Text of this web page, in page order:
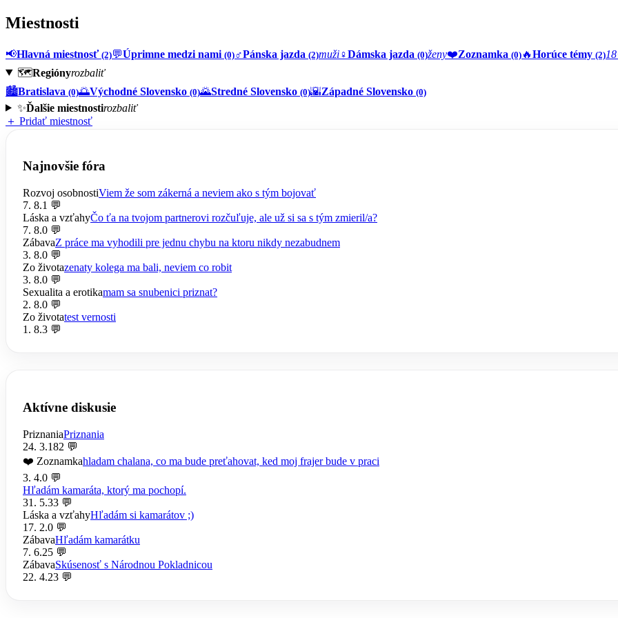
Miestnosti
📢Hlavná miestnosť (2)💬Úprimne medzi nami (0)♂️Pánska jazda (2)muži♀️Dámska jazda (0)ženy❤️Zoznamka (0) 🔥Horúce témy (2)
🗺️Regiónyrozbaliť
🏙️Bratislava (0)🌅Východné Slovensko (0)🌄Stredné Slovensko (0)🌇Západné Slovensko (0)
✨Ďalšie miestnostirozbaliť
＋ Pridať miestnosť
Najnovšie fóra
Rozvoj osobnostiViem že som zákerná a neviem ako s tým bojovať
7. 8.1 💬
Láska a vzťahyČo ťa na tvojom partnerovi rozčuľuje, ale už si sa s tým zmieril/a?
7. 8.0 💬
ZábavaZ práce ma vyhodili pre jednu chybu na ktoru nikdy nezabudnem
3. 8.0 💬
Zo životazenaty kolega ma bali, neviem co robit
3. 8.0 💬
Sexualita a erotikamam sa snubenici priznat?
2. 8.0 💬
Zo životatest vernosti
1. 8.3 💬
Aktívne diskusie
PriznaniaPriznania
24. 3.182 💬
❤️ Zoznamkahladam chalana, co ma bude preťahovat, ked moj frajer bude v praci
3. 4.0 💬
Hľadám kamaráta, ktorý ma pochopí.
31. 5.33 💬
Láska a vzťahyHľadám si kamarátov ;)
17. 2.0 💬
ZábavaHľadám kamarátku
7. 6.25 💬
ZábavaSkúsenosť s Národnou Pokladnicou
22. 4.23 💬